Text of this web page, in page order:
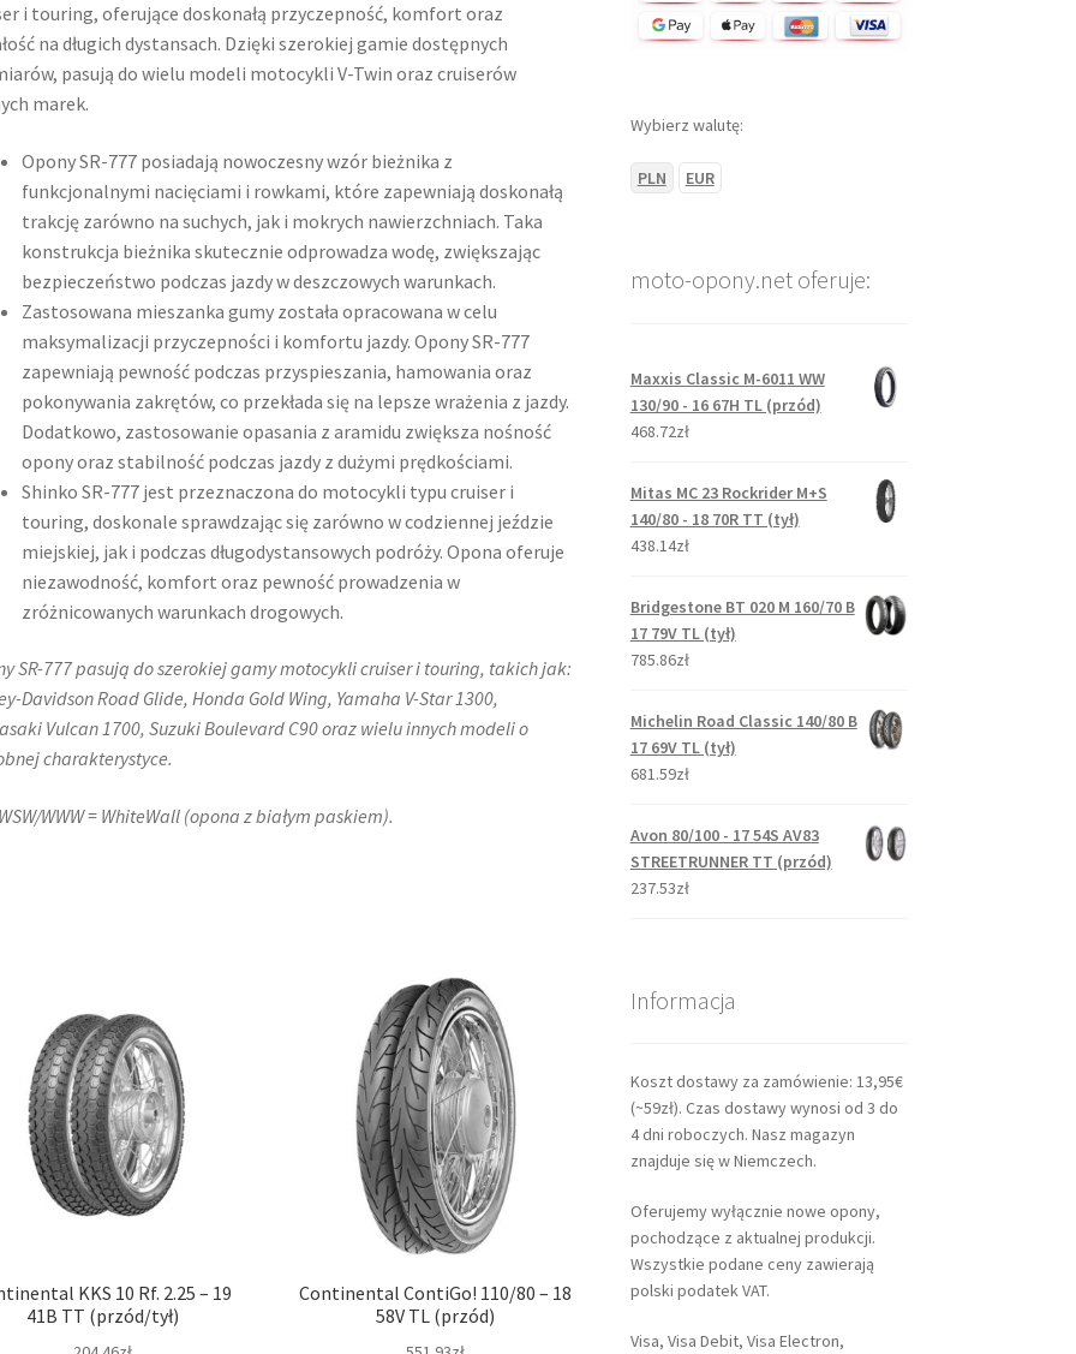
i touring, oferujące doskonałą przyczepność, komfort oraz
na długich dystansach. Dzięki szerokiej gamie dostępnych
pasują do wielu modeli motocykli V-Twin oraz cruiserów
marek.​
Opony SR-777 posiadają nowoczesny wzór bieżnika z
funkcjonalnymi nacięciami i rowkami, które zapewniają doskonałą
trakcję zarówno na suchych, jak i mokrych nawierzchniach. Taka
konstrukcja bieżnika skutecznie odprowadza wodę, zwiększając
bezpieczeństwo podczas jazdy w deszczowych warunkach.​
Zastosowana mieszanka gumy została opracowana w celu
maksymalizacji przyczepności i komfortu jazdy. Opony SR-777
zapewniają pewność podczas przyspieszania, hamowania oraz
pokonywania zakrętów, co przekłada się na lepsze wrażenia z jazdy.
Dodatkowo, zastosowanie opasania z aramidu zwiększa nośność
opony oraz stabilność podczas jazdy z dużymi prędkościami.
Shinko SR-777 jest przeznaczona do motocykli typu cruiser i
touring, doskonale sprawdzając się zarówno w codziennej jeździe
miejskiej, jak i podczas długodystansowych podróży. Opona oferuje
niezawodność, komfort oraz pewność prowadzenia w
zróżnicowanych warunkach drogowych.​
SR-777 pasują do szerokiej gamy motocykli cruiser i touring, takich jak:
Davidson Road Glide, Honda Gold Wing, Yamaha V-Star 1300,
Vulcan 1700, Suzuki Boulevard C90 oraz wielu innych modeli o
charakterystyce.
WWW = WhiteWall (opona z białym paskiem).
KKS 10 Rf. 2.25 – 19
41B TT (przód/tył)
Continental ContiGo! 110/80 – 18
58V TL (przód)
Wybierz walutę:
PLN EUR
moto-opony.net oferuje:
Maxxis Classic M-6011 WW
130/90 - 16 67H TL (przód)
468.72zł
Mitas MC 23 Rockrider M+S
140/80 - 18 70R TT (tył)
438.14zł
Bridgestone BT 020 M 160/70 B
17 79V TL (tył)
785.86zł
Michelin Road Classic 140/80 B
17 69V TL (tył)
681.59zł
Avon 80/100 - 17 54S AV83
STREETRUNNER TT (przód)
237.53zł
Informacja
Koszt dostawy za zamówienie: 13,95€
(~59zł). Czas dostawy wynosi od 3 do
4 dni roboczych. Nasz magazyn
znajduje się w Niemczech.
Oferujemy wyłącznie nowe opony,
pochodzące z aktualnej produkcji.
Wszystkie podane ceny zawierają
polski podatek VAT.
Visa, Visa Debit, Visa Electron,